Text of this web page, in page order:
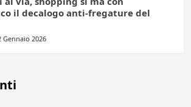
il decalogo anti-fregature del
Gennaio 2026